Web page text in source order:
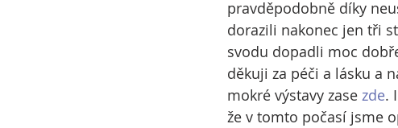
pravděpodobně díky
dorazili nakonec jen tři
svodu dopadli moc
děkuji za péči a lásku a
mokré výstavy zase zde.
že v tomto počasí jsme